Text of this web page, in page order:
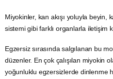
Miyokinler, kan akışı yoluyla beyin,
sistemi gibi farklı organlarla iletişim
Egzersizsırasında salgılanan bu
düzenler. En çok çalışılan miyokin
yoğunluklu egzersizlerde dinlenme